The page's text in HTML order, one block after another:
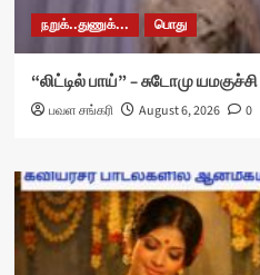
நறுக்..துணுக்... பொது
“லிட்டில் பாய்” – சுடோமு யமகுச்சி
பவள சங்கரி August 6, 2026 0